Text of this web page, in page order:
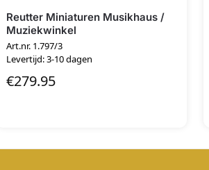
Reutter Miniaturen Musikhaus /
Muziekwinkel
Art.nr. 1.797/3
Levertijd: 3-10 dagen
€279.95